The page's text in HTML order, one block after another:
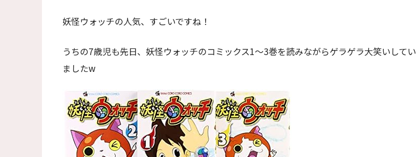
妖怪ウォッチの人気、すごいですね！
うちの7歳児も先日、妖怪ウォッチのコミックス1〜3巻を読みながらゲラゲラ大笑いしてい
ましたw